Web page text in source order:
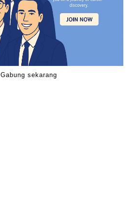
Gabung sekarang